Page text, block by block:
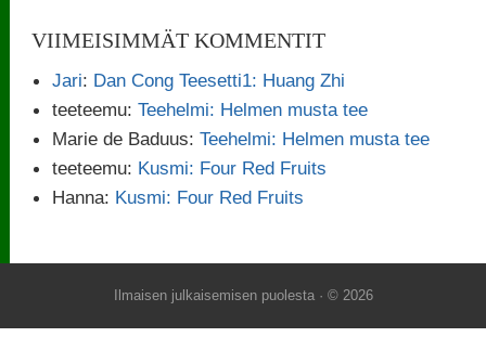
VIIMEISIMMÄT KOMMENTIT
Jari: Dan Cong Teesetti1: Huang Zhi
teeteemu:Teehelmi: Helmen musta tee
Marie de Baduus:Teehelmi: Helmen musta tee
teeteemu: Kusmi: Four Red Fruits
Hanna: Kusmi: Four Red Fruits
Ilmaisen julkaisemisen puolesta · © 2026